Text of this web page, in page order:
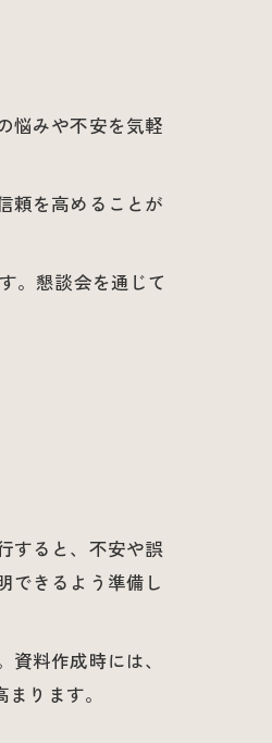
悩みや不安を気軽
頼を高めることが
。懇談会を通じて
すると、不安や誤
できるよう準備し
料作成時には、
ります。